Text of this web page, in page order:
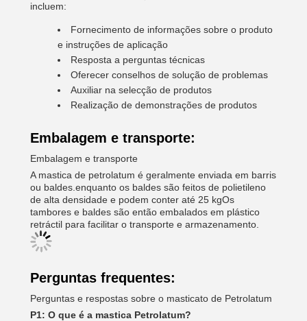
incluem:
Fornecimento de informações sobre o produto
e instruções de aplicação
Resposta a perguntas técnicas
Oferecer conselhos de solução de problemas
Auxiliar na selecção de produtos
Realização de demonstrações de produtos
Embalagem e transporte:
Embalagem e transporte
A mastica de petrolatum é geralmente enviada em barris
ou baldes.enquanto os baldes são feitos de polietileno
de alta densidade e podem conter até 25 kgOs
tambores e baldes são então embalados em plástico
retráctil para facilitar o transporte e armazenamento.
Perguntas frequentes:
Perguntas e respostas sobre o masticato de Petrolatum
P1: O que é a mastica Petrolatum?